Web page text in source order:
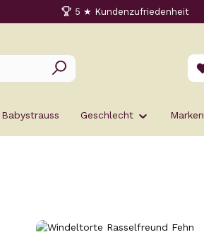
5 ★ Kundenzufriedenheit
Babystrauss Geschlecht Marken